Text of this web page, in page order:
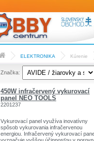
ELEKTRONIKA Kúrenie
Značka:
450W infračervený vykurovací
panel NEO TOOLS
2201237
Vykurovací panel využíva inovatívny
spôsob vykurovania infračervenou
energiou. Infračervený vykurovací